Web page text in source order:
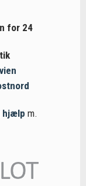
for 24
hjælp m.